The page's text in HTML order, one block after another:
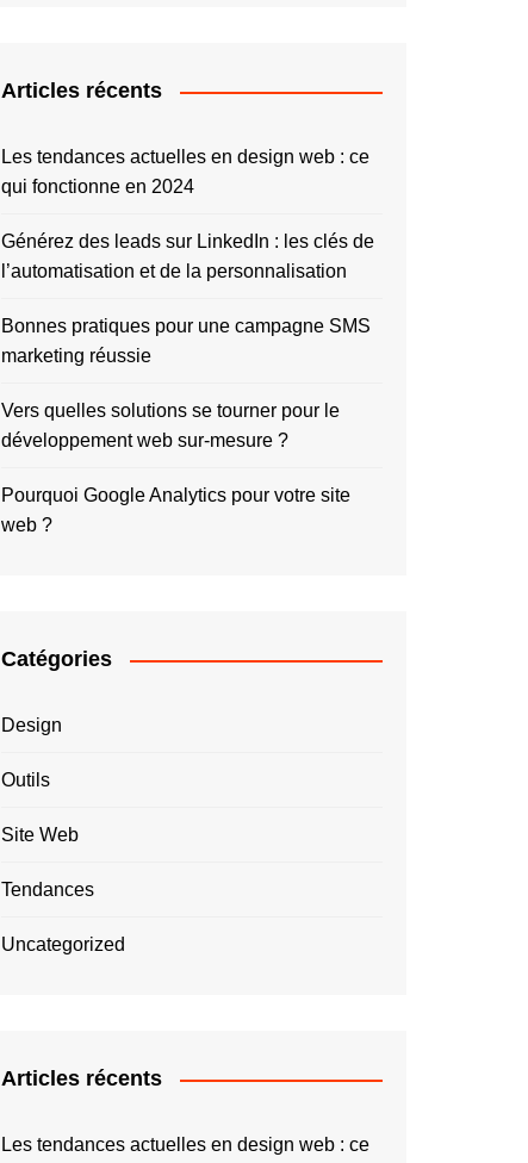
Articles récents
Les tendances actuelles en design web : ce
qui fonctionne en 2024
Générez des leads sur LinkedIn : les clés de
l’automatisation et de la personnalisation
Bonnes pratiques pour une campagne SMS
marketing réussie
Vers quelles solutions se tourner pour le
développement web sur-mesure ?
Pourquoi Google Analytics pour votre site
web ?
Catégories
Design
Outils
Site Web
Tendances
Uncategorized
Articles récents
Les tendances actuelles en design web : ce